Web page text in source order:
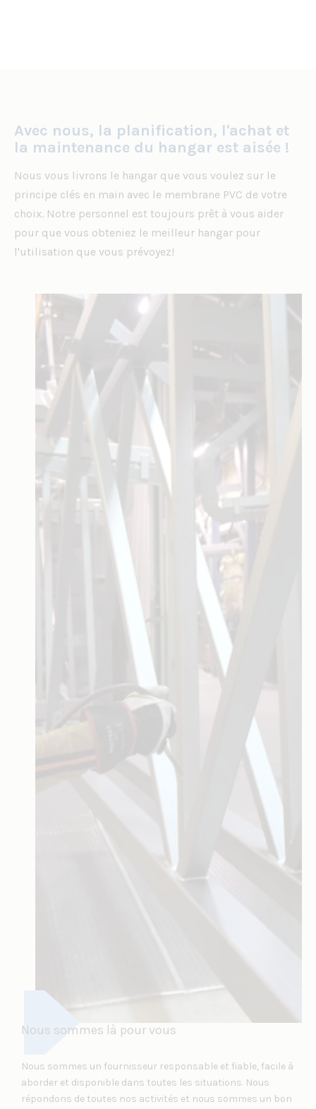
Avec nous, la planification, l'achat et
la maintenance du hangar est aisée !
Nous vous livrons le hangar que vous voulez sur le
principe clés en main avec le membrane PVC de votre
choix. Notre personnel est toujours prêt à vous aider
pour que vous obteniez le meilleur hangar pour
l'utilisation que vous prévoyez!
Nous sommes là pour vous
Nous sommes un fournisseur responsable et fiable, facile à
aborder et disponible dans toutes les situations. Nous
répondons de toutes nos activités et nous sommes un bon